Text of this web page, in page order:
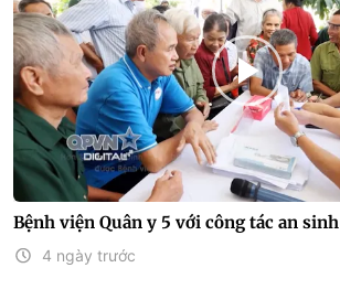
Bệnh viện Quân y 5 với công tác an sinh
4 ngày trước